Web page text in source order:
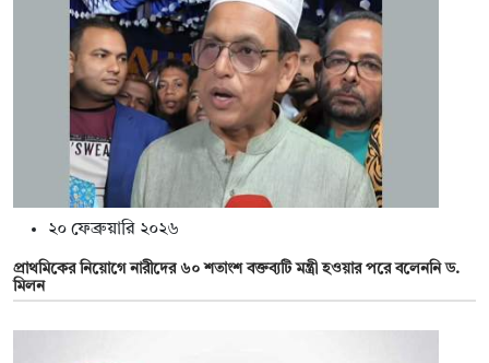
২০ ফেব্রুয়ারি ২০২৬
প্রাথমিকের নিয়োগে নারীদের ৬০ শতাংশ বক্তব্যটি মন্ত্রী হওয়ার পরে বলেননি ড.
মিলন